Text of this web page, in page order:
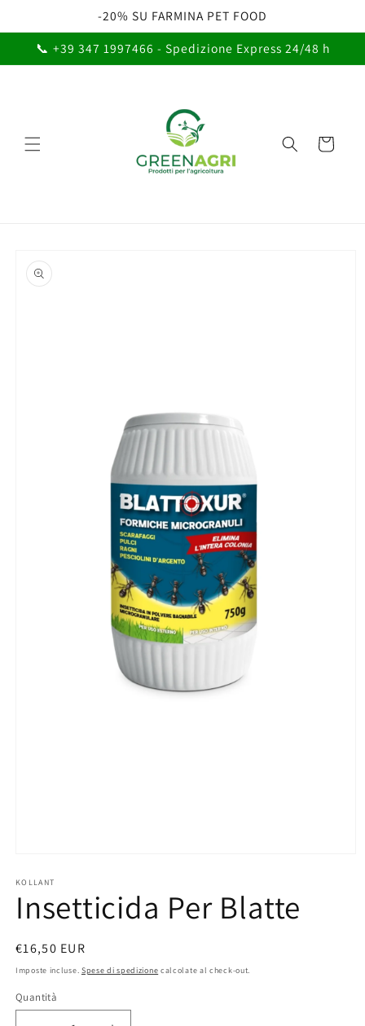
ai contenuti
-20% SU FARMINA PET FOOD
📞 +39 347 1997466 - Spedizione Express 24/48 h
Carrello
informazioni
sul prodotto
multimediali
1
finestra
KOLLANT
Insetticida Per Blatte
Prezzo
di
€16,50 EUR
Imposte incluse. Spese di spedizione calcolate al check-out.
Quantità
Quantità